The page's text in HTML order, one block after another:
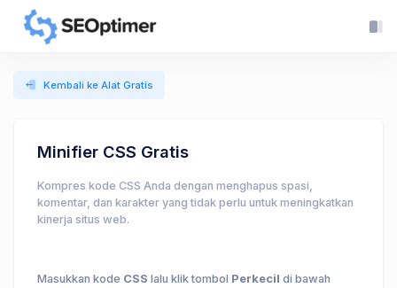
Kembali ke Alat Gratis
Minifier CSS Gratis
Kompres kode CSS Anda dengan menghapus spasi,
komentar, dan karakter yang tidak perlu untuk meningkatkan
kinerja situs web.
Masukkan kode CSS lalu klik tombol Perkecil di bawah